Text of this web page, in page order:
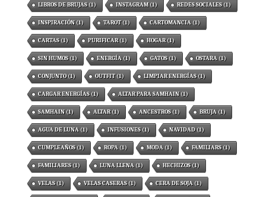
LIBROS DE BRUJAS(1) INSTAGRAM(1) REDES SOCIALES(1)
INSPIRACIÓN(1) TAROT(1) CARTOMANCIA (1)
CARTAS(1) PURIFICAR(1) HOGAR(1)
SIN HUMOS(1) ENERGÍA (1) GATOS(1) OSTARA (1)
CONJUNTO(1) OUTFIT(1) LIMPIAR ENERGÍAS(1)
CARGAR ENERGÍAS(1) ALTAR PARA SAMHAIN(1)
SAMHAIN(1) ALTAR(1) ANCESTROS(1) BRUJA (1)
AGUA DE LUNA (1) INFUSIONES(1) NAVIDAD(1)
CUMPLEAÑOS(1) ROPA (1) MODA (1) FAMILIARS(1)
FAMILIARES(1) LUNA LLENA (1) HECHIZOS(1)
VELAS(1) VELAS CASERAS(1) CERA DE SOJA (1)